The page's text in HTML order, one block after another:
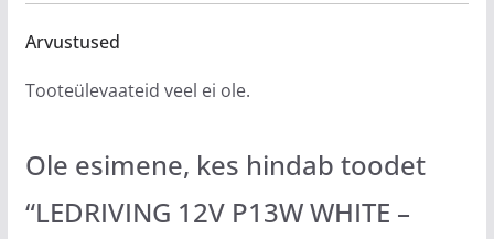
Arvustused
Tooteülevaateid veel ei ole.
Ole esimene, kes hindab toodet
“LEDRIVING 12V P13W WHITE –